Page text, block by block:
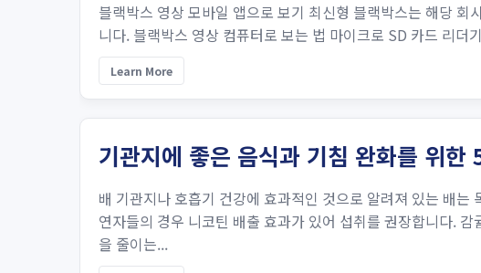
블랙박스 영상 모바일 앱으로 보기 최신형 블랙박스는 해당
니다. 블랙박스 영상 컴퓨터로 보는 법 마이크로 SD 카드 리
Learn More
기관지에 좋은 음식과 기침 완화를 위한
배 기관지나 호흡기 건강에 효과적인 것으로 알려져 있는 배
연자들의 경우 니코틴 배출 효과가 있어 섭취를 권장합니다.
을 줄이는...